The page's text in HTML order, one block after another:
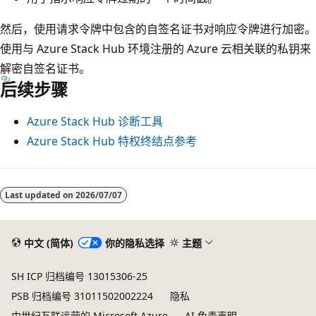
然后，使用请求令牌中包含的自签名证书对响应令牌进行加密。
使用与 Azure Stack Hub 环境注册的 Azure 云相关联的私钥来
解密自签名证书。
后续步骤
Azure Stack Hub 诊断工具
Azure Stack Hub 特权终结点参考
Last updated on 2026/07/07
中文 (简体) 你的隐私选择 主题
SH ICP 归档编号 13015306-25
PSB 归档编号 31011502002224
隐私